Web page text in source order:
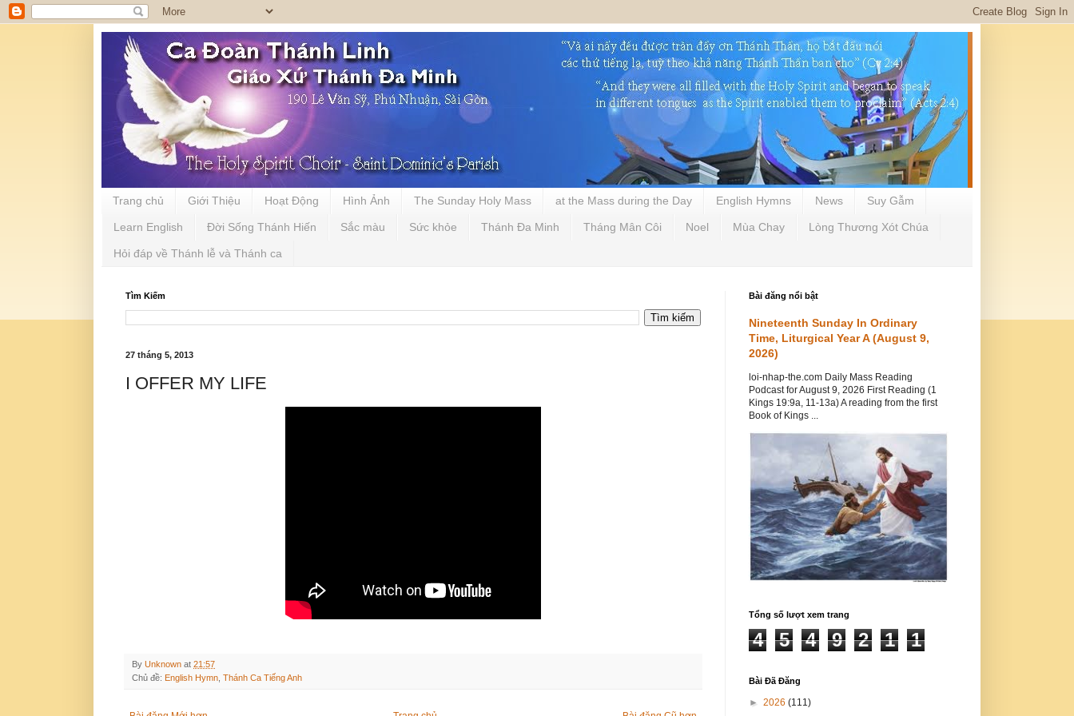
Trang chủ Giới Thiệu Hoạt Động Hình Ảnh The Sunday Holy Mass at the Mass during the Day English Hymns News Suy Gẫm
Learn English Đời Sống Thánh Hiến Sắc màu Sức khỏe Thánh Đa Minh Tháng Mân Côi Noel Mùa Chay Lòng Thương Xót Chúa
Hỏi đáp về Thánh lễ và Thánh ca
Tìm Kiếm
27 tháng 5, 2013
I OFFER MY LIFE
By Unknown at 21:57
Chủ đề: English Hymn Thánh Ca Tiếng Anh
Bài đăng nổi bật
Nineteenth Sunday In Ordinary
Time, Liturgical Year A (August 9,
2026)
loi-nhap-the.com Daily Mass Reading
Podcast for August 9, 2026 First Reading (1
Kings 19:9a, 11-13a) A reading from the first
Book of Kings ...
Tổng số lượt xem trang
4 5 4 9 2 1 1
Bài Đã Đăng
► 2026 (111)